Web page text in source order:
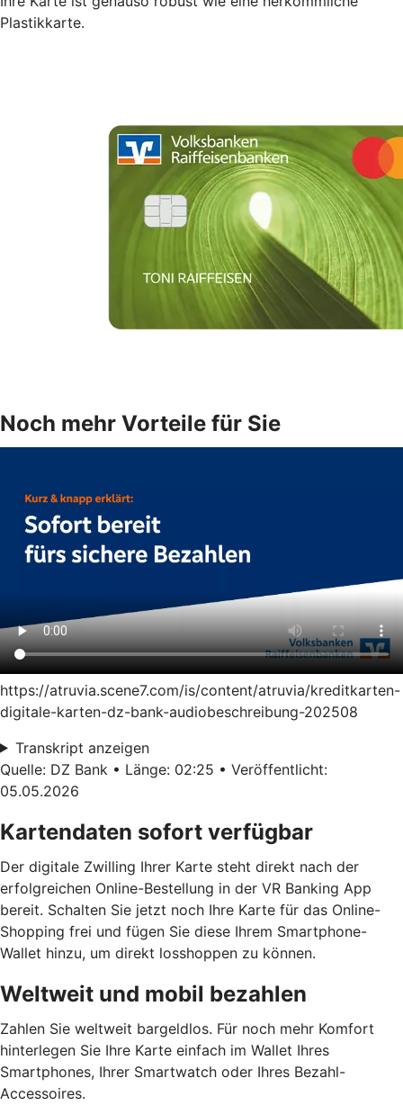
Plastikkarte.
Noch mehr Vorteile für Sie
https://atruvia.scene7.com/is/content/atruvia/kreditkarten-
digitale-karten-dz-bank-audiobeschreibung-202508
Transkript anzeigen
Quelle: DZ Bank • Länge: 02:25 • Veröffentlicht:
05.05.2026
Kartendaten sofort verfügbar
Der digitale Zwilling Ihrer Karte steht direkt nach der
erfolgreichen Online-Bestellung in der VR Banking App
bereit. Schalten Sie jetzt noch Ihre Karte für das Online-
Shopping frei und fügen Sie diese Ihrem Smartphone-
Wallet hinzu, um direkt losshoppen zu können.
Weltweit und mobil bezahlen
Zahlen Sie weltweit bargeldlos. Für noch mehr Komfort
hinterlegen Sie Ihre Karte einfach im Wallet Ihres
Smartphones, Ihrer Smartwatch oder Ihres Bezahl-
Accessoires.